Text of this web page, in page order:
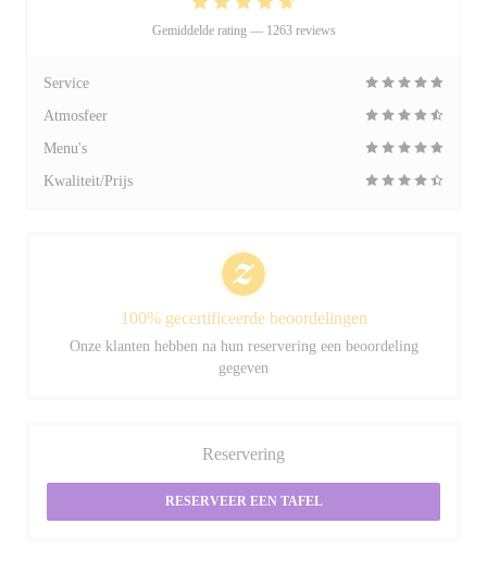
Gemiddelde rating — 1263 reviews
Service
Atmosfeer
Menu's
Kwaliteit/Prijs
100% gecertificeerde beoordelingen
Onze klanten hebben na hun reservering een beoordeling
gegeven
Reservering
RESERVEER EEN TAFEL